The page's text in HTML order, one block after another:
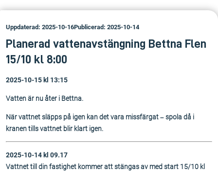
Uppdaterad: 2025-10-16Publicerad: 2025-10-14
Planerad vattenavstängning Bettna Flen
15/10 kl 8:00
2025-10-15 kl 13:15
Vatten är nu åter i Bettna.
När vattnet släpps på igen kan det vara missfärgat – spola då i
kranen tills vattnet blir klart igen.
2025-10-14 kl 09.17
Vattnet till din fastighet kommer att stängas av med start 15/10 kl